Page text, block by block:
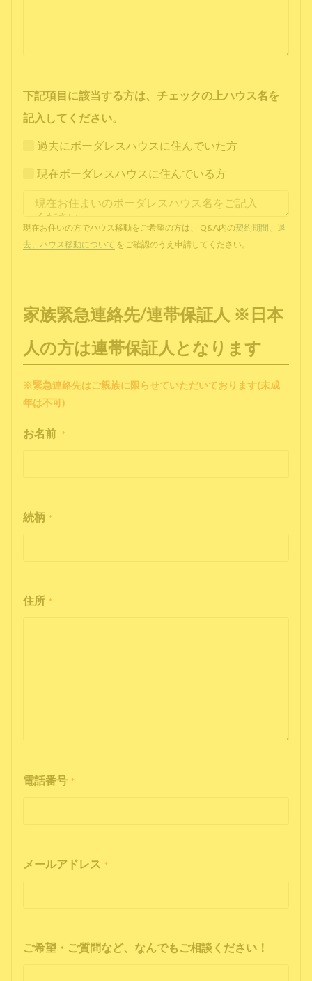
下記項目に該当する方は、チェックの上ハウス名を
記入してください。
過去にボーダレスハウスに住んでいた方
現在ボーダレスハウスに住んでいる方
現在お住いの方でハウス移動をご希望の方は、 Q&A内の契約期間、退
去、ハウス移動について をご確認のうえ申請してください。
家族緊急連絡先/連帯保証人 ※日本
人の方は連帯保証人となります
※緊急連絡先はご親族に限らせていただいております(未成
年は不可)
お名前 *
続柄 *
住所 *
電話番号 *
メールアドレス *
ご希望・ご質問など、なんでもご相談ください！